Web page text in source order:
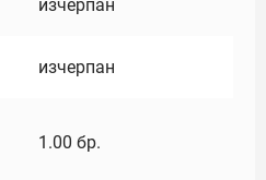
изчерпан
изчерпан
1.00 бр.